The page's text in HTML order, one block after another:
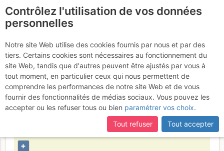
Pointe de la Terrasse :
Par le Col de la Terrasse
Dimanche 22 mars 2026
Haute-Savoie
Aiguilles Rouges - Fiz
+
Contrôlez l'utilisation de vos données
personnelles
Notre site Web utilise des cookies fournis par nous et par des
tiers. Certains cookies sont nécessaires au fonctionnement du
site Web, tandis que d'autres peuvent être ajustés par vous à
tout moment, en particulier ceux qui nous permettent de
comprendre les performances de notre site Web et de vous
fournir des fonctionnalités de médias sociaux. Vous pouvez les
accepter ou les refuser tous ou bien paramétrer vos choix.
Tout refuser
Tout accepter